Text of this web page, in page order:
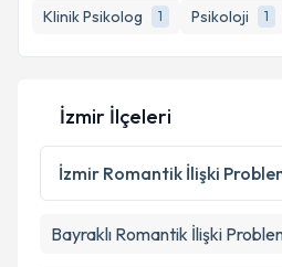
Klinik Psikolog
1 Psikoloji 1
E-posta Adresiniz
Kişisel verilerimin
Metni'ni okudum ve
kapsamda işlenmesini
Takvim
İzmir İlçeleri
İzmir Romantik İlişki
Bayraklı Romantik İlişki